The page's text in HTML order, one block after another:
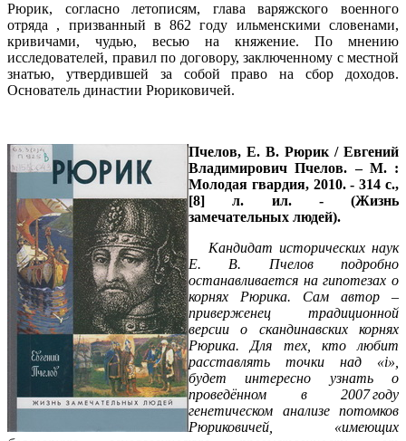
Рюрик, согласно летописям, глава варяжского военного
отряда , призванный в 862 году ильменскими словенами,
кривичами, чудью, весью на княжение. По мнению
исследователей, правил по договору, заключенному с местной
знатью, утвердившей за собой право на сбор доходов.
Основатель династии Рюриковичей.
Пчелов, Е. В. Рюрик / Евгений
Владимирович Пчелов. – М. :
Молодая гвардия, 2010. - 314 с.,
[8] л. ил. - (Жизнь
замечательных людей).
Кандидат исторических наук
Е. В. Пчелов
подробно
останавливается на гипотезах о
корнях Рюрика. Сам автор –
приверженец традиционной
версии о скандинавских корнях
Рюрика. Для тех, кто любит
расставлять точки над «i»,
будет интересно узнать о
проведённом в 2007 году
генетическом анализе потомков
Рюриковичей, «имеющих